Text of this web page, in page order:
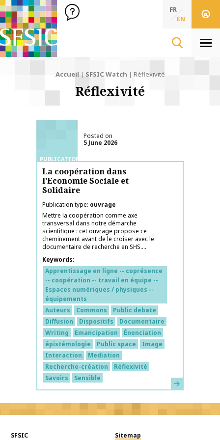
SFSIC Société Française des Sciences de l'Information & de
Société Française des Sciences de
FR
EN
Accueil | SFSIC Watch | Réflexivité
Réflexivité
PUBLICATIONS
Posted on
5 June 2026
La coopération dans
l’Economie Sociale et
Solidaire
Publication type ouvrage
Mettre la coopération comme axe
transversal dans notre démarche
scientifique : cet ouvrage propose ce
cheminement avant de le croiser avec le
documentaire de recherche en SHS....
Keywords
Apprentissage en ligne -- coprésence
-- coopération -- travail en équipe --
Espaces numériques / physiques --
équipements
Auteurs
Commons
Public debate
Diffusion
Dispositifs
Documentaire
Writing
Emancipation
Énonciation
épistémologie
Public space
Image
Interaction
Mediation
Recherche-création
Réflexivité
Savoirs
Sensible Learn more
SFSIC
Sitemap